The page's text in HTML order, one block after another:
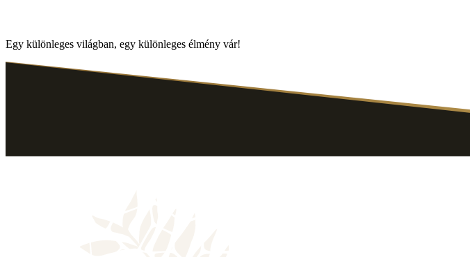
Egy különleges világban, egy különleges élmény vár!